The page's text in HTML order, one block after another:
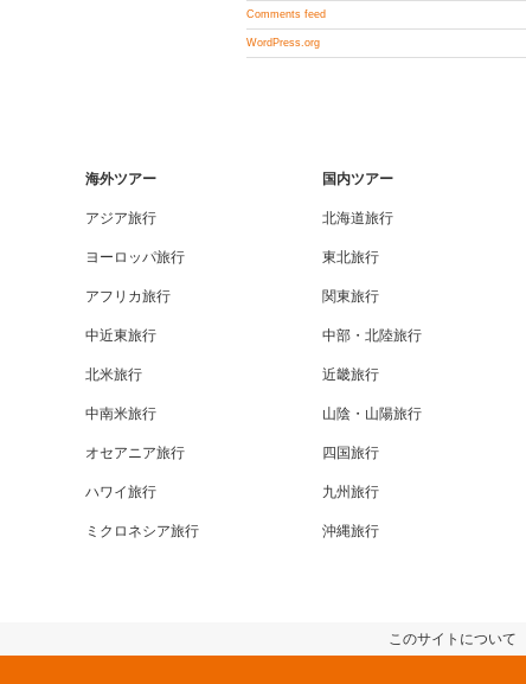
Comments feed
WordPress.org
海外ツアー
アジア旅行
ヨーロッパ旅行
アフリカ旅行
中近東旅行
北米旅行
中南米旅行
オセアニア旅行
ハワイ旅行
ミクロネシア旅行
国内ツアー
北海道旅行
東北旅行
関東旅行
中部・北陸旅行
近畿旅行
山陰・山陽旅行
四国旅行
九州旅行
沖縄旅行
このサイトについて